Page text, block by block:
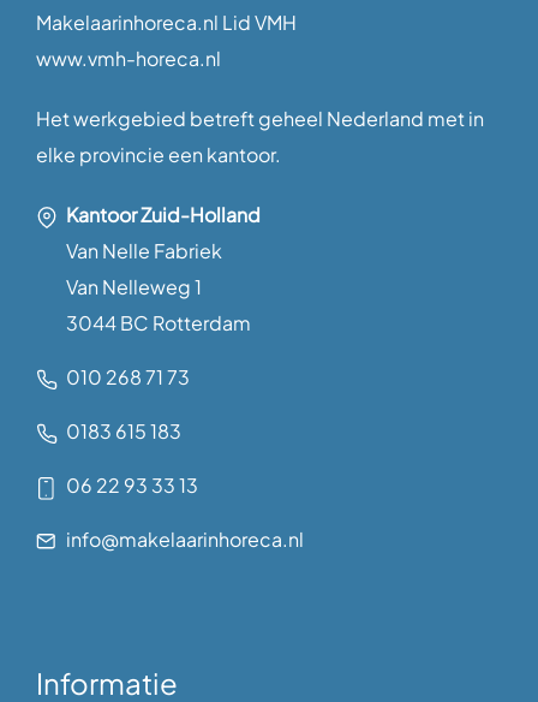
Makelaarinhoreca.nl Lid VMH
www.vmh-horeca.nl
Het werkgebied betreft geheel Nederland met in
elke provincie een kantoor.
Kantoor Zuid-Holland
Van Nelle Fabriek
Van Nelleweg 1
3044 BC Rotterdam
010 268 71 73
0183 615 183
06 22 93 33 13
info@makelaarinhoreca.nl
Informatie